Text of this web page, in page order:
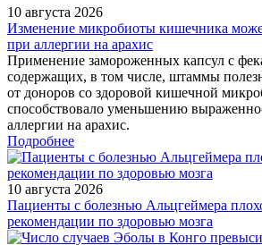
10 августа 2026
Изменение микробиоты кишечника
при аллергии на арахис
Применение замороженных капсул с
содержащих, в том числе, штаммы
от доноров со здоровой кишечной
способствовало уменьшению
аллергии на арахис.
Подробнее
10 августа 2026
Пациенты с болезнью Альцгеймера
рекомендации по здоровью мозга